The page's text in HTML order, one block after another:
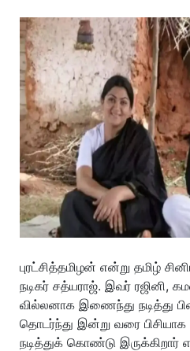
புரட்சித்தமிழன் என்று தமிழ்
நடிகர் சத்யராஜ். இவர் ரஜினி,
வில்லனாக இணைந்து நடித்து
தொடர்ந்து இன்று வரை
நடித்துக் கொண்டு